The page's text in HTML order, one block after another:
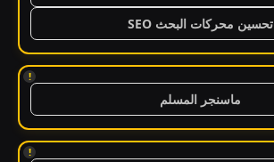
تحسين محركات البحث SEO
!
ماسنجر المسلم
!